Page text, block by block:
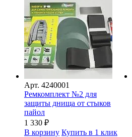
Арт. 4240001
Ремкомплект №2 для
защиты днища от стыков
пайол
1 330 ₽
В корзину Купить в 1 клик